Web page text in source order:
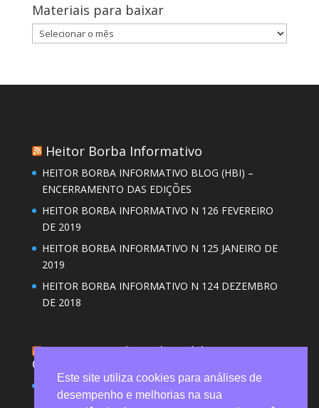
Materiais para baixar
Materiais
para
Heitor Borba Informativo
HEITOR BORBA INFORMATIVO BLOG (HBI) –
ENCERRAMENTO DAS EDIÇÕES
HEITOR BORBA INFORMATIVO N 126 FEVEREIRO
DE 2019
HEITOR BORBA INFORMATIVO N 125 JANEIRO DE
2019
HEITOR BORBA INFORMATIVO N 124 DEZEMBRO
DE 2018
Revista Brasileira de Saúde
Ocupacional (RBSO)
Desgaste emocional de trabalhadores do serviço
funerário na pandemia revela desvalorização e
Este site utiliza cookies para análises de
desempenho e melhorias na sua